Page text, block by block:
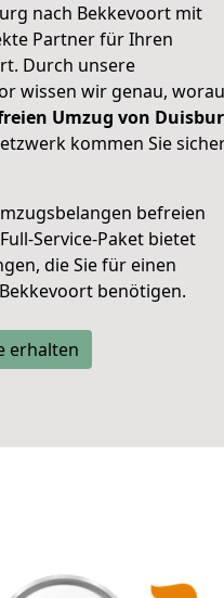
nach Bekkevoort mit
Partner für Ihren
Durch unsere
wissen wir genau,
Umzug von
kommen Sie
befreien
Service-Paket bietet
die Sie für einen
benötigen.
erhalten